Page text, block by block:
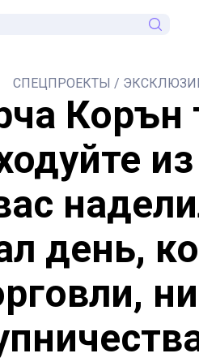
СПЕЦПРОЕКТЫ /
Коръән
день,